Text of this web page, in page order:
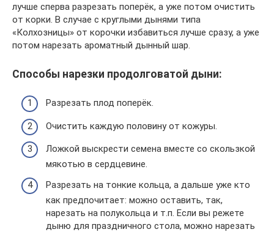
лучше сперва разрезать поперёк, а уже потом очистить
от корки. В случае с круглыми дынями типа
«Колхозницы» от корочки избавиться лучше сразу, а уже
потом нарезать ароматный дынный шар.
Способы нарезки продолговатой дыни:
Разрезать плод поперёк.
Очистить каждую половину от кожуры.
Ложкой выскрести семена вместе со скользкой
мякотью в сердцевине.
Разрезать на тонкие кольца, а дальше уже кто
как предпочитает: можно оставить, так,
нарезать на полукольца и т.п. Если вы режете
дыню для праздничного стола, можно нарезать